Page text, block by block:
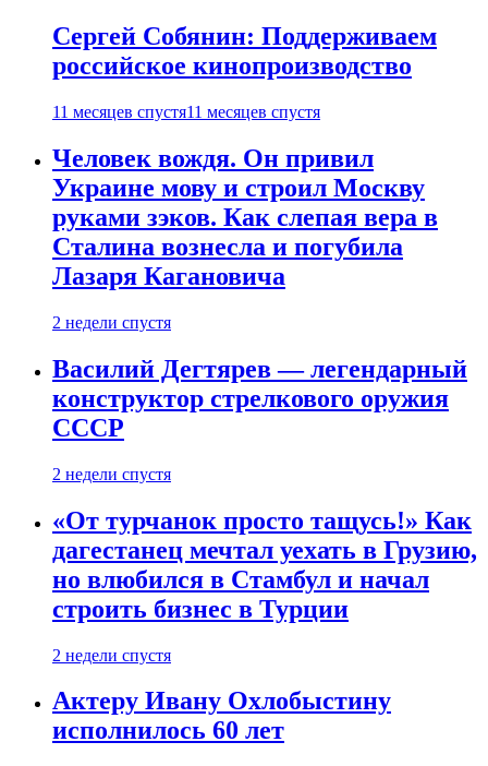
Сергей Собянин: Поддерживаем
российское кинопроизводство
11 месяцев спустя11 месяцев спустя
Человек вождя. Он привил
Украине мову и строил Москву
руками зэков. Как слепая вера в
Сталина вознесла и погубила
Лазаря Кагановича
2 недели спустя
Василий Дегтярев — легендарный
конструктор стрелкового оружия
СССР
2 недели спустя
«От турчанок просто тащусь!» Как
дагестанец мечтал уехать в Грузию,
но влюбился в Стамбул и начал
строить бизнес в Турции
2 недели спустя
Актеру Ивану Охлобыстину
исполнилось 60 лет